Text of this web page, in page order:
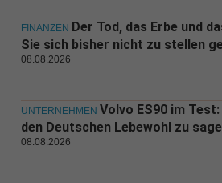
FINANZEN Der Tod, das Erbe und
Sie sich bisher nicht zu stellen
08.08.2026
UNTERNEHMEN Volvo ES90 im
den Deutschen Lebewohl zu
08.08.2026